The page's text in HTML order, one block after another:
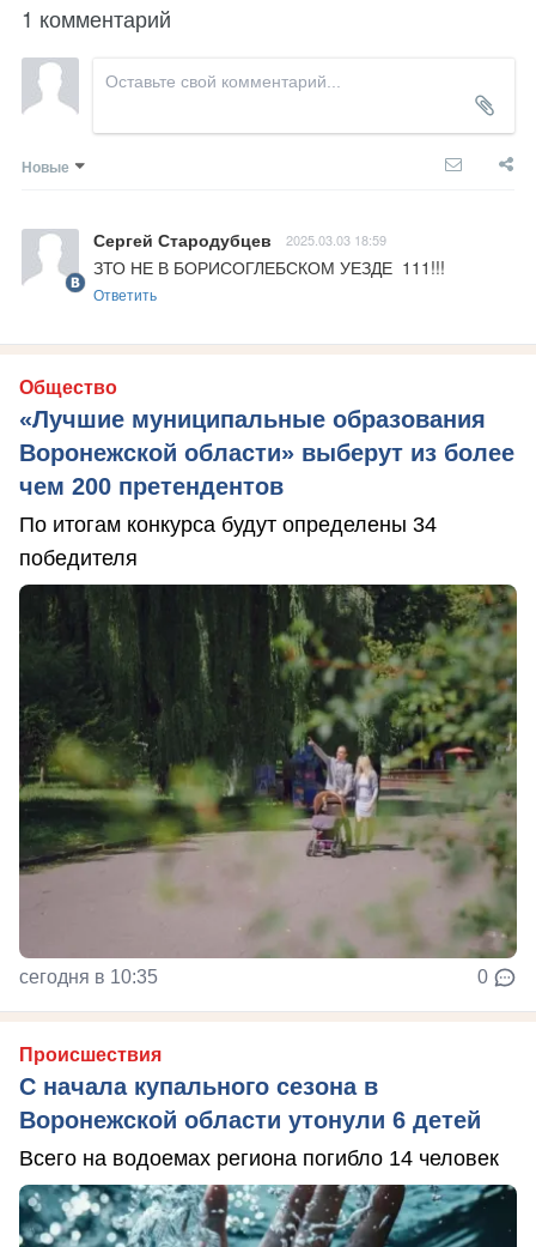
1 комментарий
Новые
Сергей Стародубцев 2025.03.03 18:59
ЗТО НЕ В БОРИСОГЛЕБСКОМ УЕЗДЕ  111!!!
Ответить
Общество
«Лучшие муниципальные образования
Воронежской области» выберут из более
чем 200 претендентов
По итогам конкурса будут определены 34
победителя
сегодня в 10:35 0
Происшествия
С начала купального сезона в
Воронежской области утонули 6 детей
Всего на водоемах региона погибло 14 человек